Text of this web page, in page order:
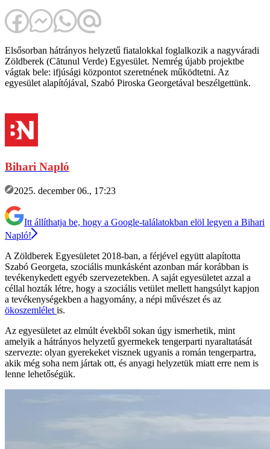
Elsősorban hátrányos helyzetű fiatalokkal foglalkozik a nagyváradi
Zöldberek (Cătunul Verde) Egyesület. Nemrég újabb projektbe
vágtak bele: ifjúsági központot szeretnének működtetni. Az
egyesület alapítójával, Szabó Piroska Georgetával beszélgettünk.
Bihari Napló
2025. december 06., 17:23
Itt állíthatja be, hogy a Google-találatokban elöl legyen a Bihari
Napló!
A Zöldberek Egyesületet 2018-ban, a férjével együtt alapította
Szabó Georgeta, szociális munkásként azonban már korábban is
tevékenykedett egyéb szervezetekben. A saját egyesületet azzal a
céllal hozták létre, hogy a szociális vetület mellett hangsúlyt kapjon
a tevékenységekben a hagyomány, a népi művészet és az
ökoszemlélet is.
Az egyesületet az elmúlt évekből sokan úgy ismerhetik, mint
amelyik a hátrányos helyzetű gyermekek tengerparti nyaraltatását
szervezte: olyan gyerekeket visznek ugyanis a román tengerpartra,
akik még soha nem jártak ott, és anyagi helyzetük miatt erre nem is
lenne lehetőségük.